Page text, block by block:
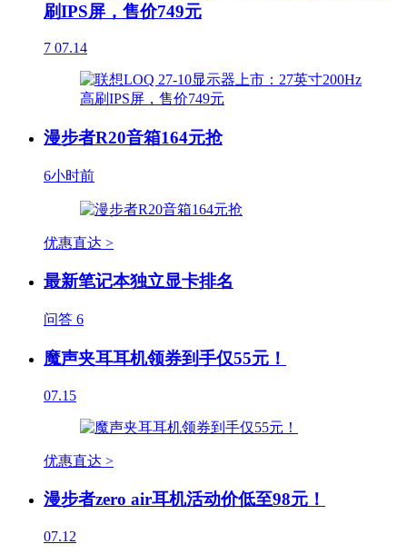
刷IPS屏，售价749元
7 07.14
漫步者R20音箱164元抢
6小时前
优惠直达 >
最新笔记本独立显卡排名
问答 6
魔声夹耳耳机领券到手仅55元！
07.15
优惠直达 >
漫步者zero air耳机活动价低至98元！
07.12